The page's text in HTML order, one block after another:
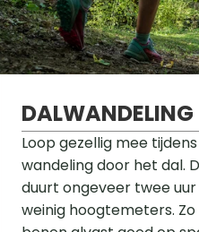
DALWANDELING
Loop gezellig mee
wandeling door het dal.
duurt ongeveer twee
weinig hoogtemeters.